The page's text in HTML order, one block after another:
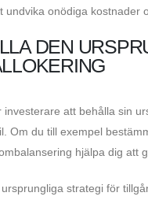
undvika onödiga kostnader
DEN
investerare att behålla sin
Om du till exempel
hjälpa dig att
strategi för